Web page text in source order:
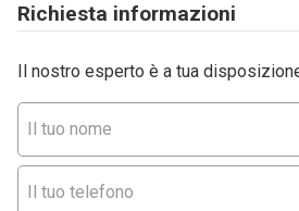
Richiesta informazioni
Il nostro esperto è a tua